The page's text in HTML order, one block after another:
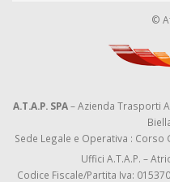
©
A.T.A.P. SPA– Azienda Trasporti
Sede Legale e Operativa : Corso
Uffici A.T.A.P. –
Codice Fiscale/Partita Iva: